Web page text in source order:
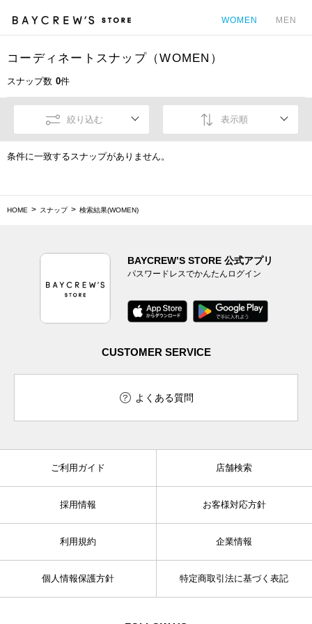
WOMEN MEN
コーディネートスナップ（WOMEN）
スナップ数 0件
絞り込む 表示順
条件に一致するスナップがありません。
HOME スナップ 検索結果(WOMEN)
BAYCREW’S STORE 公式アプリ
パスワードレスでかんたんログイン
CUSTOMER SERVICE
よくある質問
ご利用ガイド 店舗検索
採用情報 お客様対応方針
利用規約 企業情報
個人情報保護方針 特定商取引法に基づく表記